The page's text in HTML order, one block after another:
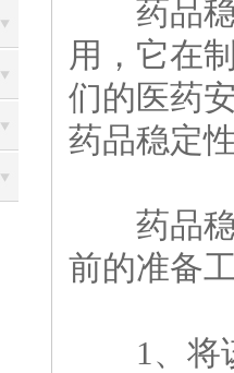
药品稳
用，它在
们的医药
药品稳定
药品稳
前的准备
1、将该